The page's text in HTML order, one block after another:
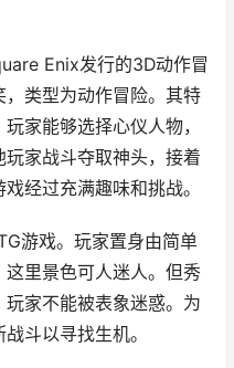
Enix发行的3D动作冒
类型为动作冒险。其特
家能够选择心仪人物，
家战斗夺取神头，接着
经过充满趣味和挑战。
游戏。玩家置身由简单
里景色可人迷人。但秀
家不能被表象迷惑。为
斗以寻找生机。